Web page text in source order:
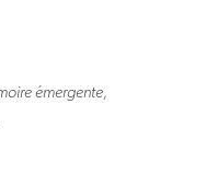
émergente,